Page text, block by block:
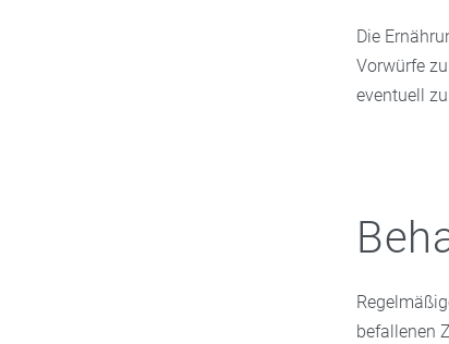
Die
Vorwürfe
eventuell
befallenen